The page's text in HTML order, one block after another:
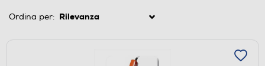
Ordina per: